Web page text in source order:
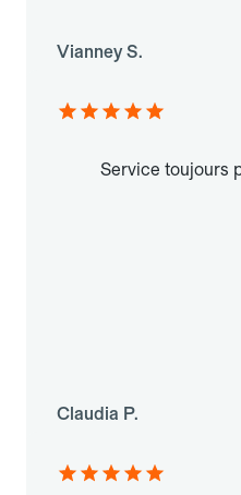
Vianney S.
Service toujours
Claudia P.